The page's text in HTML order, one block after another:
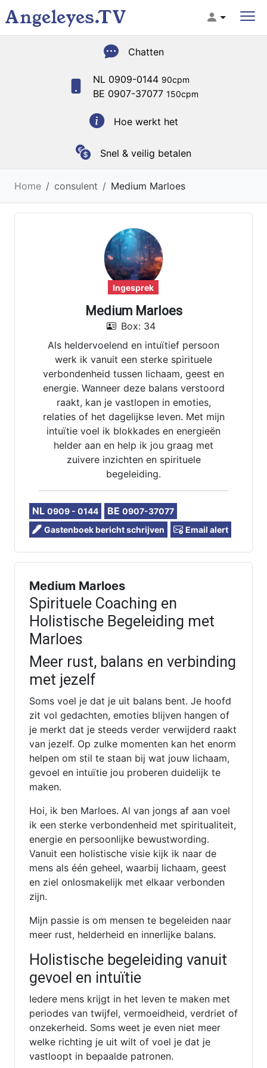
Angeleyes.TV
Chatten
NL 0909-0144 90cpm
BE 0907-37077 150cpm
Hoe werkt het
Snel & veilig betalen
Home consulent Medium Marloes
Ingesprek
Medium Marloes
Box: 34
Als heldervoelend en intuïtief persoon
werk ik vanuit een sterke spirituele
verbondenheid tussen lichaam, geest en
energie. Wanneer deze balans verstoord
raakt, kan je vastlopen in emoties,
relaties of het dagelijkse leven. Met mijn
intuïtie voel ik blokkades en energieën
helder aan en help ik jou graag met
zuivere inzichten en spirituele
begeleiding.
NL 0909 - 0144 BE 0907-37077
Gastenboek bericht schrijven
Email alert
Medium Marloes
Spirituele Coaching en
Holistische Begeleiding met
Marloes
Meer rust, balans en verbinding
met jezelf
Soms voel je dat je uit balans bent. Je hoofd
zit vol gedachten, emoties blijven hangen of
je merkt dat je steeds verder verwijderd raakt
van jezelf. Op zulke momenten kan het enorm
helpen om stil te staan bij wat jouw lichaam,
gevoel en intuïtie jou proberen duidelijk te
maken.
Hoi, ik ben Marloes. Al van jongs af aan voel
ik een sterke verbondenheid met spiritualiteit,
energie en persoonlijke bewustwording.
Vanuit een holistische visie kijk ik naar de
mens als één geheel, waarbij lichaam, geest
en ziel onlosmakelijk met elkaar verbonden
zijn.
Mijn passie is om mensen te begeleiden naar
meer rust, helderheid en innerlijke balans.
Holistische begeleiding vanuit
gevoel en intuïtie
Iedere mens krijgt in het leven te maken met
periodes van twijfel, vermoeidheid, verdriet of
onzekerheid. Soms weet je even niet meer
welke richting je uit wilt of voel je dat je
vastloopt in bepaalde patronen.